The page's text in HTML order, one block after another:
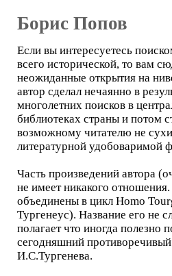
Борис Попов
Если вы интересуетесь
всего исторической, то вам
неожиданные открытия на
автор сделал нечаянно в
многолетних поисков в
библиотеках страны и потом
возможному читателю не
литературной удобоваримой
Часть произведений автора
не имеет никакого
объединены в цикл Homo
Тургенеус). Название его не
полагает что иногда полезно
сегодняшний
И.С.Тургенева.